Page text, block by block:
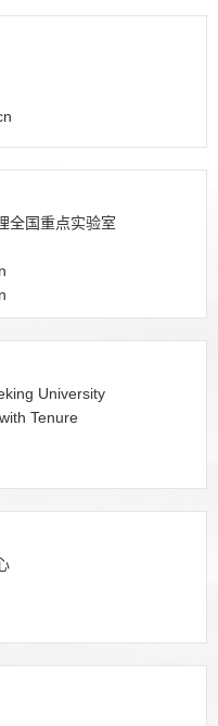
全国重点实验室
University
Tenure